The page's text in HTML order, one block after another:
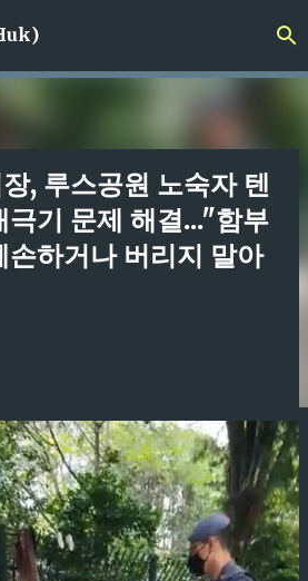
콘텐츠로 건너뛰기
, 루스공원 노숙자 텐
극기 문제 해결..."함부
손하거나 버리지 말아